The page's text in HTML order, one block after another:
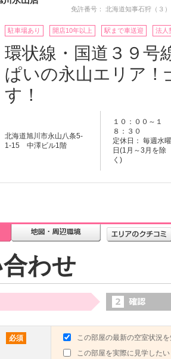
免許番号： 北海道知事石狩（３
駐車場あり 開店10年以上 駅まで車送迎 法人
環状線・国道３９号
ぱいの永山エリア！
す！
北海道旭川市永山八条5-
1-15 中澤ビル1階
１０：００～１
８：３０
定休日： 毎週水曜
日(1月～3月を除
く)
わせ
必須
この部屋の最新の空室状況
この部屋を実際に見学したい